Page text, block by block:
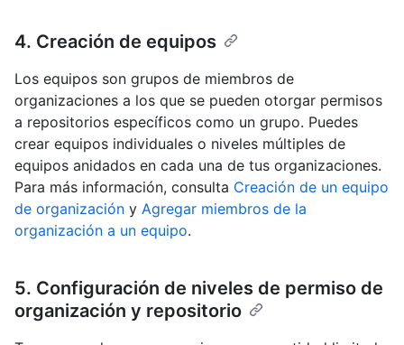
4. Creación de equipos
Los equipos son grupos de miembros de
organizaciones a los que se pueden otorgar permisos
a repositorios específicos como un grupo. Puedes
crear equipos individuales o niveles múltiples de
equipos anidados en cada una de tus organizaciones.
Para más información, consulta Creación de un equipo
de organización y Agregar miembros de la
organización a un equipo.
5. Configuración de niveles de permiso de
organización y repositorio